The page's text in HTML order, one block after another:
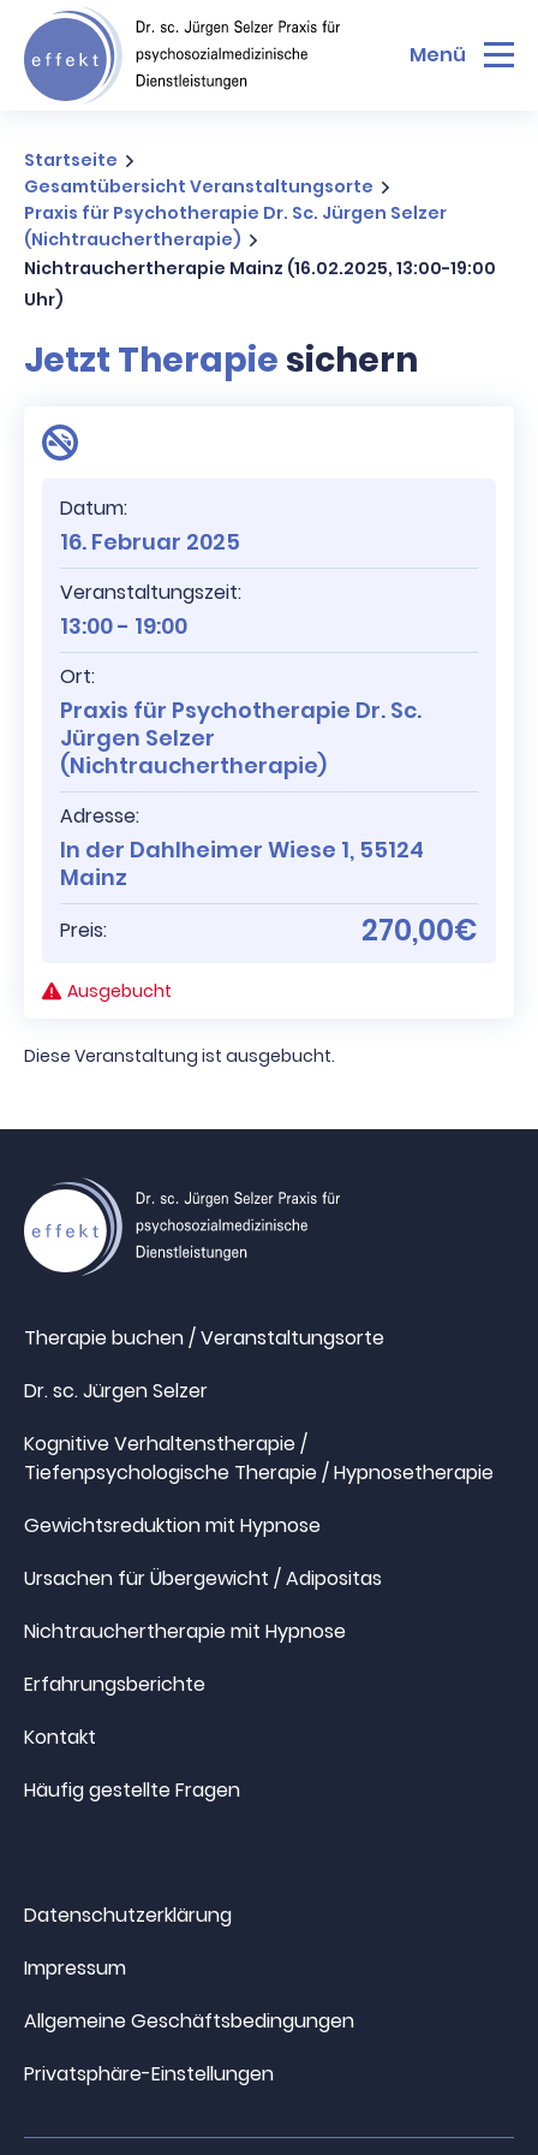
Menü
Startseite
Gesamtübersicht Veranstaltungsorte
Praxis für Psychotherapie Dr. Sc. Jürgen Selzer
(Nichtrauchertherapie)
Nichtrauchertherapie Mainz (16.02.2025, 13:00-19:00
Uhr)
Jetzt Therapie sichern
Datum:
16. Februar 2025
Veranstaltungszeit:
13:00 - 19:00
Ort:
Praxis für Psychotherapie Dr. Sc.
Jürgen Selzer
(Nichtrauchertherapie)
Adresse:
In der Dahlheimer Wiese 1, 55124
Mainz
Preis: 270,00€
Ausgebucht
Diese Veranstaltung ist ausgebucht.
Therapie buchen / Veranstaltungsorte
Dr. sc. Jürgen Selzer
Kognitive Verhaltenstherapie /
Tiefenpsychologische Therapie / Hypnosetherapie
Gewichtsreduktion mit Hypnose
Ursachen für Übergewicht / Adipositas
Nichtrauchertherapie mit Hypnose
Erfahrungsberichte
Kontakt
Häufig gestellte Fragen
Datenschutzerklärung
Impressum
Allgemeine Geschäftsbedingungen
Privatsphäre-Einstellungen